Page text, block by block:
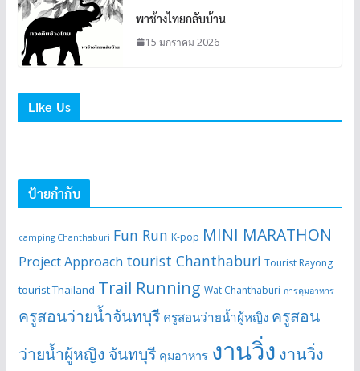
พาช้างไทยกลับบ้าน
15 มกราคม 2026
Like Us
ป้ายกำกับ
camping Chanthaburi Fun Run K-pop MINI MARATHON
Project Approach tourist Chanthaburi Tourist Rayong
tourist Thailand Trail Running Wat Chanthaburi การคุมอาหาร
ครูสอนว่ายน้ำจันทบุรี ครูสอนว่ายน้ำผู้หญิง ครูสอน
ว่ายน้ำผู้หญิง จันทบุรี คุมอาหาร งานวิ่ง งานวิ่ง